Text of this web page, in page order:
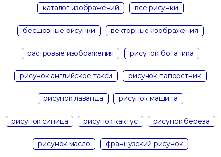
каталог изображений все рисунки
бесшовные рисунки векторные изображения
растровые изображения рисунок ботаника
рисунок английское такси рисунок папоротник
рисунок лаванда рисунок машина
рисунок синица рисунок кактус рисунок береза
рисунок масло французский рисунок